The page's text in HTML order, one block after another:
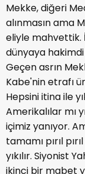
Mekke, diğeri
alınmasın ama
eliyle mahvettik.
dünyaya
Geçen asrın
Kabe'nin etrafı
Hepsini itina ile
Amerikalılar mı
içimiz yanıyor.
tamamı pırıl
yıkılır. Siyonist
ikinci bir mabet